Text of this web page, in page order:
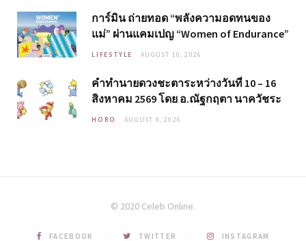
การ์มิน ถ่ายทอด “พลังความอดทนของ
แม่” ผ่านแคมเปญ “Women of Endurance”
LIFESTYLE AUGUST 10, 2026
คำทำนายดวงชะตาระหว่างวันที่ 10 – 16
สิงหาคม 2569 โดย อ.ณัฐกฤตา นาควัชระ
HORO AUGUST 9, 2026
© 2020 Celeb Online.
FACEBOOK TWITTER INSTAGRAM